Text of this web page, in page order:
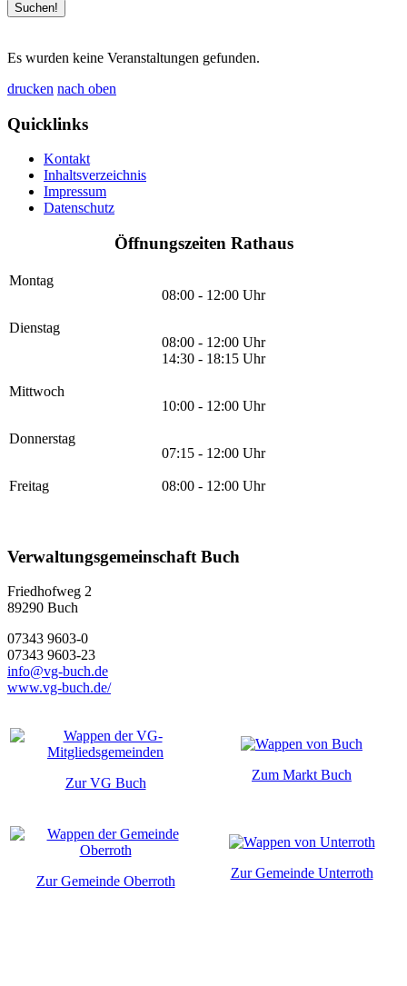
Es wurden keine Veranstaltungen gefunden.
drucken nach oben
Quicklinks
Kontakt
Inhaltsverzeichnis
Impressum
Datenschutz
Öffnungszeiten Rathaus
Montag
08:00 - 12:00 Uhr
Dienstag
08:00 - 12:00 Uhr
14:30 - 18:15 Uhr
Mittwoch
10:00 - 12:00 Uhr
Donnerstag
07:15 - 12:00 Uhr
Freitag 08:00 - 12:00 Uhr
Verwaltungsgemeinschaft Buch
Friedhofweg 2
89290 Buch
07343 9603-0
07343 9603-23
info@vg-buch.de
www.vg-buch.de/
Zur VG Buch
Zum Markt Buch
Zur Gemeinde Oberroth
Zur Gemeinde Unterroth